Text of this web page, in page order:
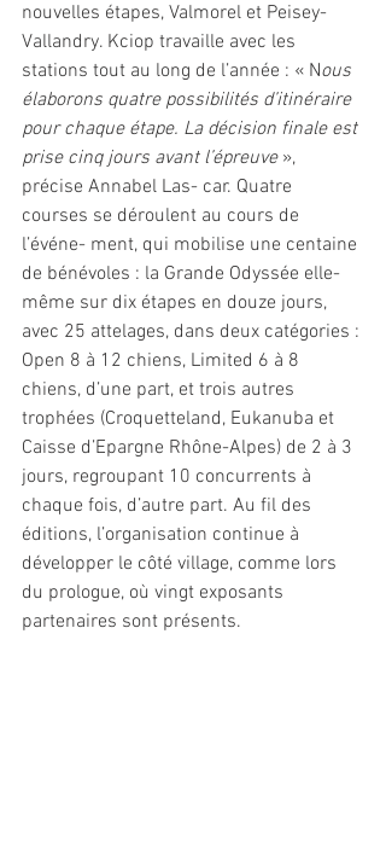
nouvelles étapes, Valmorel et Peisey-
Vallandry. Kciop travaille avec les
stations tout au long de l’année : « Nous
élaborons quatre possibilités d’itinéraire
pour chaque étape. La décision finale est
prise cinq jours avant l’épreuve »,
précise Annabel Las- car. Quatre
courses se déroulent au cours de
l’événe- ment, qui mobilise une centaine
de bénévoles : la Grande Odyssée elle-
même sur dix étapes en douze jours,
avec 25 attelages, dans deux catégories :
Open 8 à 12 chiens, Limited 6 à 8
chiens, d’une part, et trois autres
trophées (Croquetteland, Eukanuba et
Caisse d’Epargne Rhône-Alpes) de 2 à 3
jours, regroupant 10 concurrents à
chaque fois, d’autre part. Au fil des
éditions, l’organisation continue à
développer le côté village, comme lors
du prologue, où vingt exposants
partenaires sont présents.